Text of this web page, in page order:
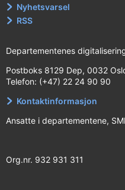
Nyhetsvarsel
RSS
Departementenes
Postboks 8129 Dep, 0032
Telefon: (+47) 22 24 90 90
Kontaktinformasjon
Ansatte i departementene,
Org.nr. 932 931 311